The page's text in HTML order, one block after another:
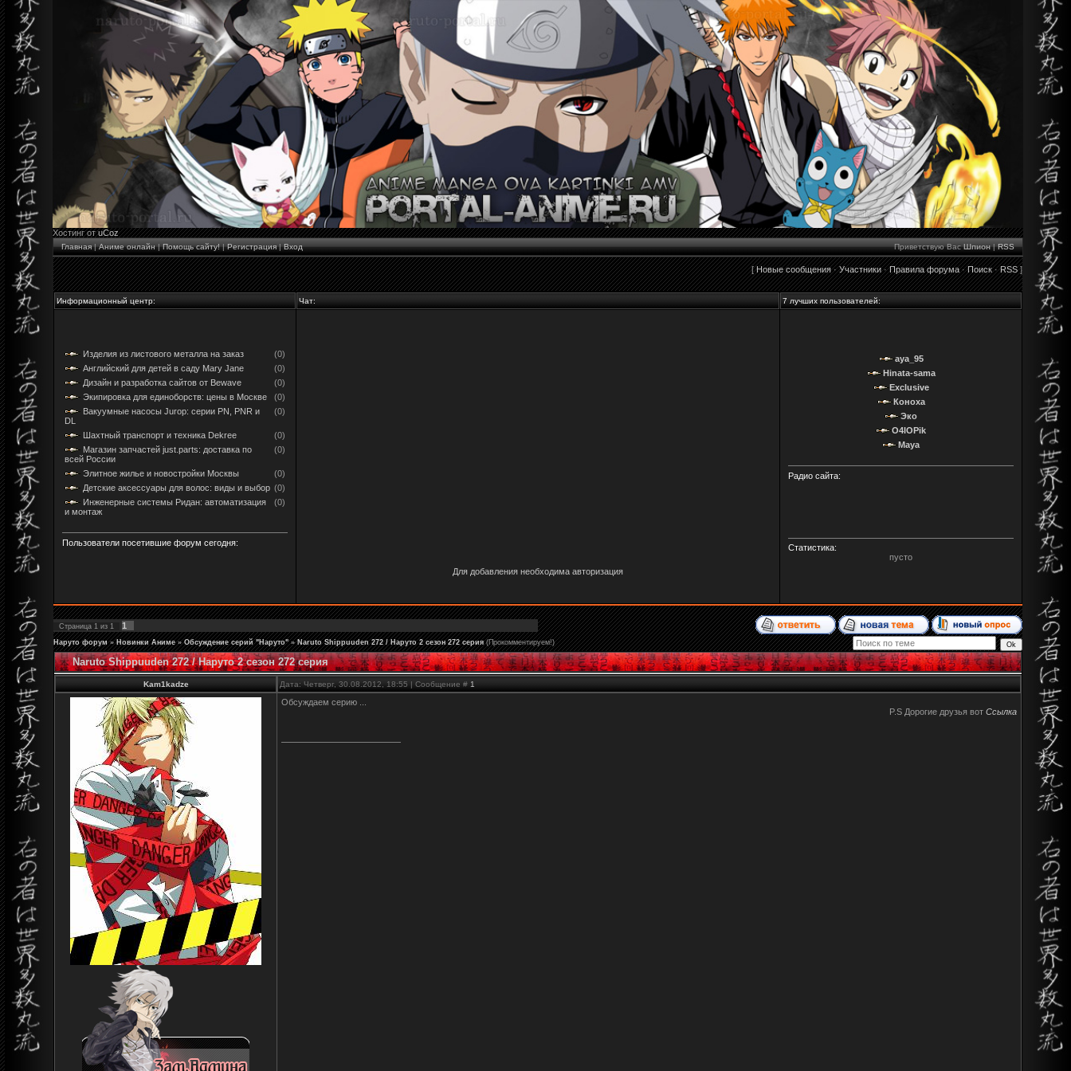
Хостинг отuCoz
Главная|Аниме онлайн|Помощь сайту!|Регистрация|Вход Приветствую Вас Шпион|RSS
[Новые сообщения·Участники·Правила форума·Поиск·RSS]
Информационный центр: Чат: 7 лучших пользователей:
Изделия из листового металла на заказ
(0)
Английский для детей в саду Mary Jane
(0)
Дизайн и разработка сайтов от Bewave
(0)
Экипировка для единоборств: цены в Москве
(0)
Вакуумные насосы Jurop: серии PN, PNR и
DL
(0)
Шахтный транспорт и техника Dekree
(0)
Магазин запчастей just.parts: доставка по
всей России
(0)
Элитное жилье и новостройки Москвы
(0)
Детские аксессуары для волос: виды и выбор (0)
Инженерные системы Ридан: автоматизация
и монтаж
(0)
Пользователи посетившие форум сегодня:
Для добавления необходима авторизация
aya_95
Hinata-sama
Exclusive
Коноха
Эко
O4IOPik
Maya
Радио сайта:
Статистика:
пусто
Страница 1 из 1 1
Наруто форум » Новинки Аниме » Обсуждение серий "Наруто" » Naruto Shippuuden 272 / Наруто 2 сезон 272 серия (Прокомментируем!)
Naruto Shippuuden 272 / Наруто 2 сезон 272 серия
Kam1kadze Дата: Четверг, 30.08.2012, 18:55 | Сообщение # 1
Обсуждаем серию ...
P.S Дорогие друзья вот Ccылка